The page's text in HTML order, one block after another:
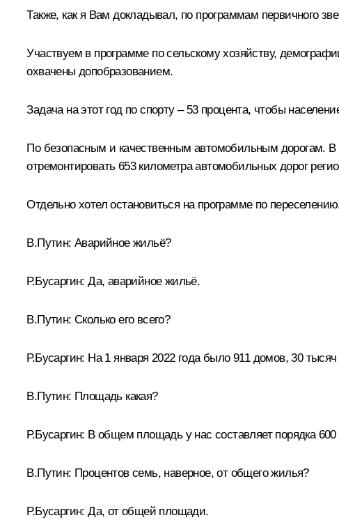
Также, как я Вам докладывал, по программам первичного
Участвуем в программе по сельскому хозяйству,
охвачены допобразованием.
Задача на этот год по спорту – 53 процента, чтобы
По безопасным и качественным автомобильным дорогам.
отремонтировать 653 километра автомобильных дорог
Отдельно хотел остановиться на программе по
В.Путин: Аварийное жильё?
Р.Бусаргин: Да, аварийное жильё.
В.Путин: Сколько его всего?
Р.Бусаргин: На 1 января 2022 года было 911 домов, 30
В.Путин: Площадь какая?
Р.Бусаргин: В общем площадь у нас составляет порядка
В.Путин: Процентов семь, наверное, от общего жилья?
Р.Бусаргин: Да, от общей площади.